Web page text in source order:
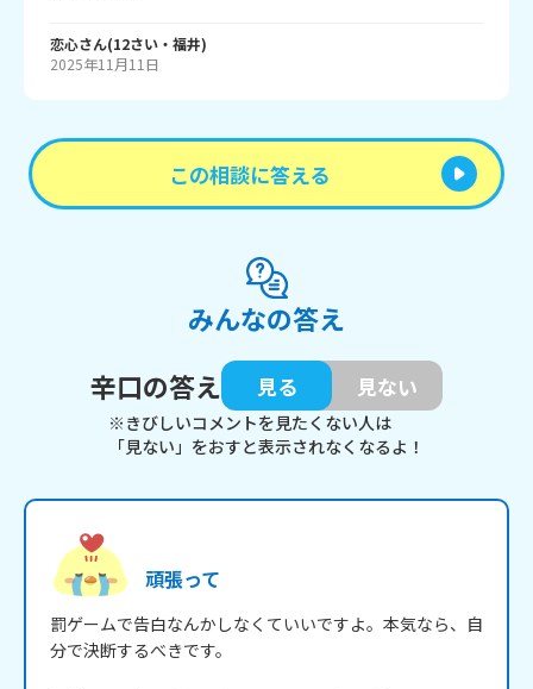
恋心さん(12さい・ 福井)
2025年11月11日
この相談に答える
みんなの答え
辛口の答え
見る 見ない
※きびしいコメントを見たくない人は
「見ない」をおすと表示されなくなるよ！
頑張って
罰ゲームで告白なんかしなくていいですよ。本気なら、自
分で決断するべきです。